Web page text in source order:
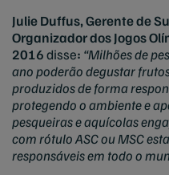
Julie Duffus, Gerente de
Organizador dos Jogos
2016disse: “Milhões de
ano poderão degustar
produzidos de forma
protegendo o ambiente e
pesqueiras e aquícolas
com rótulo ASC ou MSC
responsáveis em todo o